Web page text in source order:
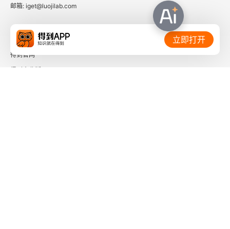
邮箱: iget@luojilab.com
相关链接：
得到官网
立即打开